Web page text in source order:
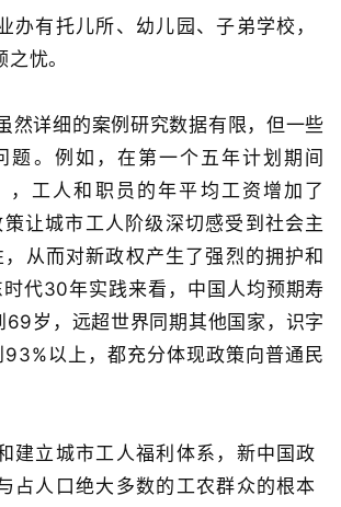
办有托儿所、幼儿园、子弟学校，
忧。
然详细的案例研究数据有限，但一些
题。例如，在第一个五年计划期间
，工人和职员的年平均工资增加了
让城市工人阶级深切感受到社会主
从而对新政权产生了强烈的拥护和
代30年实践来看，中国人均预期寿
69岁，远超世界同期其他国家，识字
93%以上，都充分体现政策向普通民
建立城市工人福利体系，新中国政
占人口绝大多数的工农群众的根本